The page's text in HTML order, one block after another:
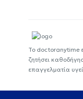
Το doctoranytime
ζητήσει
επαγγελματία